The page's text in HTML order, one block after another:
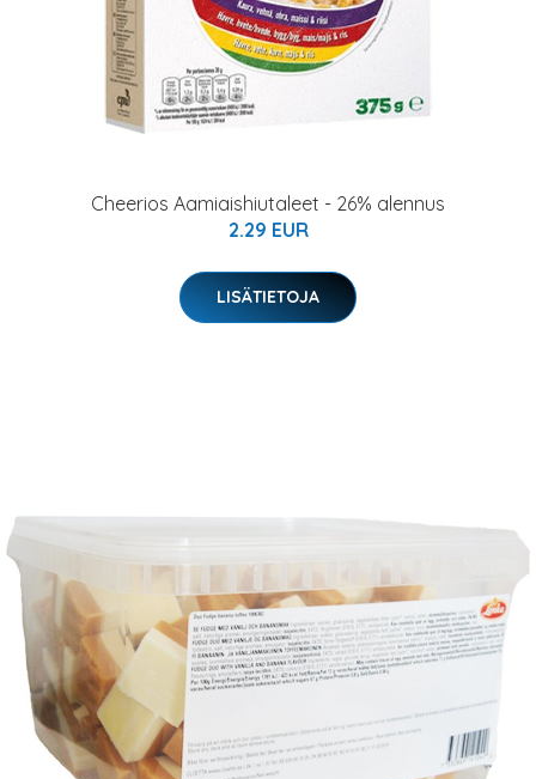
Cheerios Aamiaishiutaleet - 26% alennus
2.29 EUR
LISÄTIETOJA